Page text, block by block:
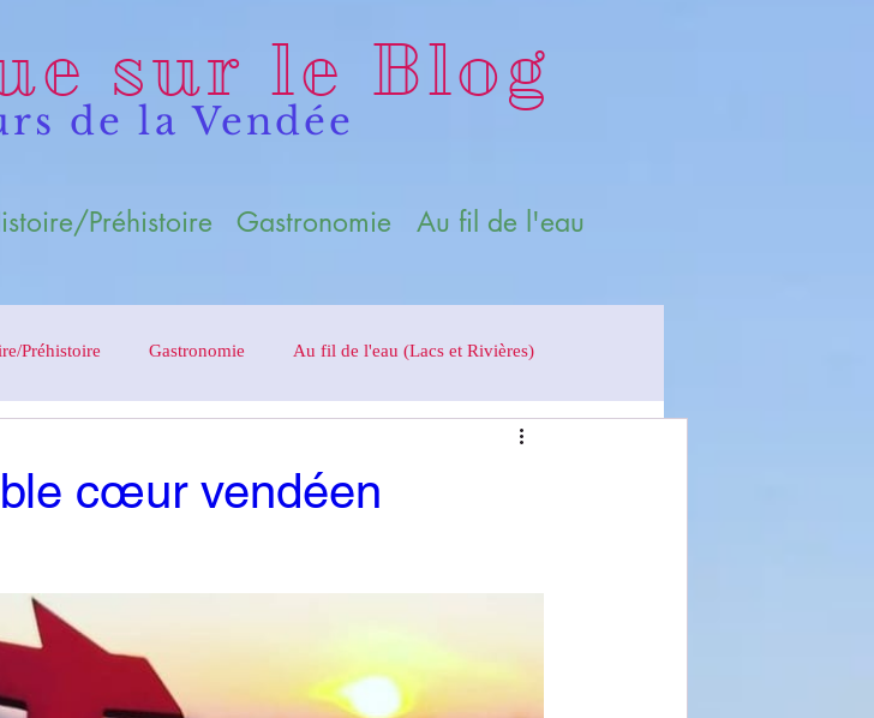
sur le Blog
de la Vendée
Préhistoire Gastronomie Au fil de l'eau
Préhistoire Gastronomie Au fil de l'eau (Lacs et Rivières)
cœur vendéen